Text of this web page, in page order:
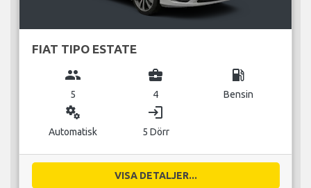
FIAT TIPO ESTATE
group
5
business_center
4
local_gas_station
Bensin
miscellaneous_services
Automatisk
login
5 Dörr
VISA DETALJER...